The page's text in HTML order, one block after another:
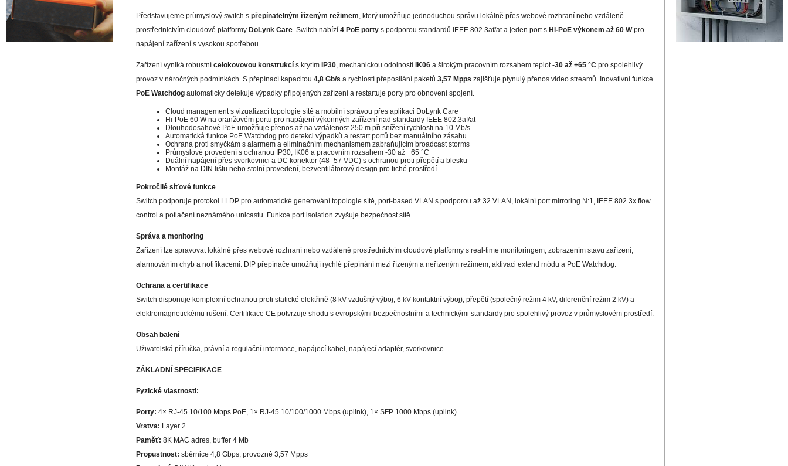
Představujeme průmyslový switch s přepínatelným řízeným režimem , který umožňuje jednoduchou správu lokálně přes webové rozhraní nebo vzdáleně
prostřednictvím cloudové platformy DoLynk Care. Switch nabízí 4 PoE portys podporou standardů IEEE 802.3af/at a jeden port s Hi-PoE výkonem až 60 Wpro
napájení zařízení s vysokou spotřebou.
Zařízení vyniká robustní celokovovou konstrukcís krytím IP30, mechanickou odolností IK06a širokým pracovním rozsahem teplot-30 až +65 °Cpro spolehlivý
provoz v náročných podmínkách. S přepínací kapacitou 4,8 Gb/s a rychlostí přeposílání paketů 3,57 Mpps zajišťuje plynulý přenos video streamů. Inovativní funkce
PoE Watchdogautomaticky detekuje výpadky připojených zařízení a restartuje porty pro obnovení spojení.
Cloud management s vizualizací topologie sítě a mobilní správou přes aplikaci DoLynk Care
Hi-PoE 60 W na oranžovém portu pro napájení výkonných zařízení nad standardy IEEE 802.3af/at
Dlouhodosahové PoE umožňuje přenos až na vzdálenost 250 m při snížení rychlosti na 10 Mb/s
Automatická funkce PoE Watchdog pro detekci výpadků a restart portů bez manuálního zásahu
Ochrana proti smyčkám s alarmem a eliminačním mechanismem zabraňujícím broadcast storms
Průmyslové provedení s ochranou IP30, IK06 a pracovním rozsahem -30 až +65 °C
Duální napájení přes svorkovnici a DC konektor (48–57 VDC) s ochranou proti přepětí a blesku
Montáž na DIN lištu nebo stolní provedení, bezventilátorový design pro tiché prostředí
Pokročilé síťové funkce
Switch podporuje protokol LLDP pro automatické generování topologie sítě, port-based VLAN s podporou až 32 VLAN, lokální port mirroring N:1, IEEE 802.3x flow
control a potlačení neznámého unicastu. Funkce port isolation zvyšuje bezpečnost sítě.
Správa a monitoring
Zařízení lze spravovat lokálně přes webové rozhraní nebo vzdáleně prostřednictvím cloudové platformy s real-time monitoringem, zobrazením stavu zařízení,
alarmováním chyb a notifikacemi. DIP přepínače umožňují rychlé přepínání mezi řízeným a neřízeným režimem, aktivaci extend módu a PoE Watchdog.
Ochrana a certifikace
Switch disponuje komplexní ochranou proti statické elektřině (8 kV vzdušný výboj, 6 kV kontaktní výboj), přepětí (společný režim 4 kV, diferenční režim 2 kV) a
elektromagnetickému rušení. Certifikace CE potvrzuje shodu s evropskými bezpečnostními a technickými standardy pro spolehlivý provoz v průmyslovém prostředí.
Obsah balení
Uživatelská příručka, právní a regulační informace, napájecí kabel, napájecí adaptér, svorkovnice.
ZÁKLADNÍ SPECIFIKACE
Fyzické vlastnosti:
Porty: 4× RJ-45 10/100 Mbps PoE, 1× RJ-45 10/100/1000 Mbps (uplink), 1× SFP 1000 Mbps (uplink)
Vrstva: Layer 2
Paměť: 8K MAC adres, buffer 4 Mb
Propustnost: sběrnice 4,8 Gbps, provozně 3,57 Mpps